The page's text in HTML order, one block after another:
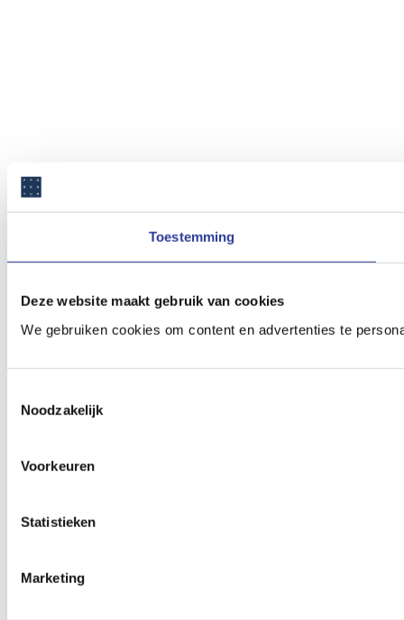
Toestemming
Deze website maakt gebruik van cookies
We gebruiken cookies om content en advertenties te
Noodzakelijk
Voorkeuren
Statistieken
Marketing